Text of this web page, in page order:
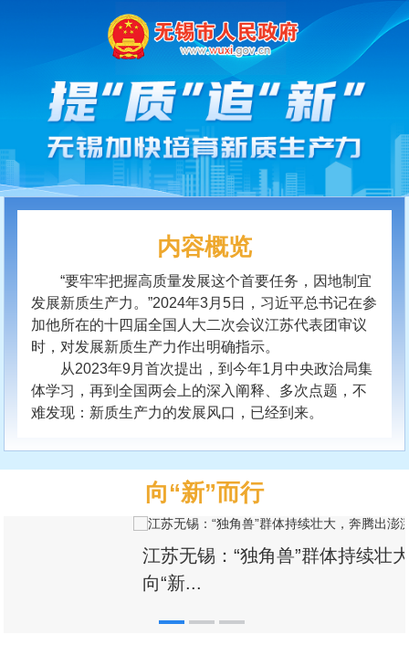
内容概览
“要牢牢把握高质量发展这个首要任务，因地制宜
发展新质生产力。”2024年3月5日，习近平总书记在参
加他所在的十四届全国人大二次会议江苏代表团审议
时，对发展新质生产力作出明确指示。
从2023年9月首次提出，到今年1月中央政治局集
体学习，再到全国两会上的深入阐释、多次点题，不
难发现：新质生产力的发展风口，已经到来。
向“新”而行
市政府例行新闻发布会